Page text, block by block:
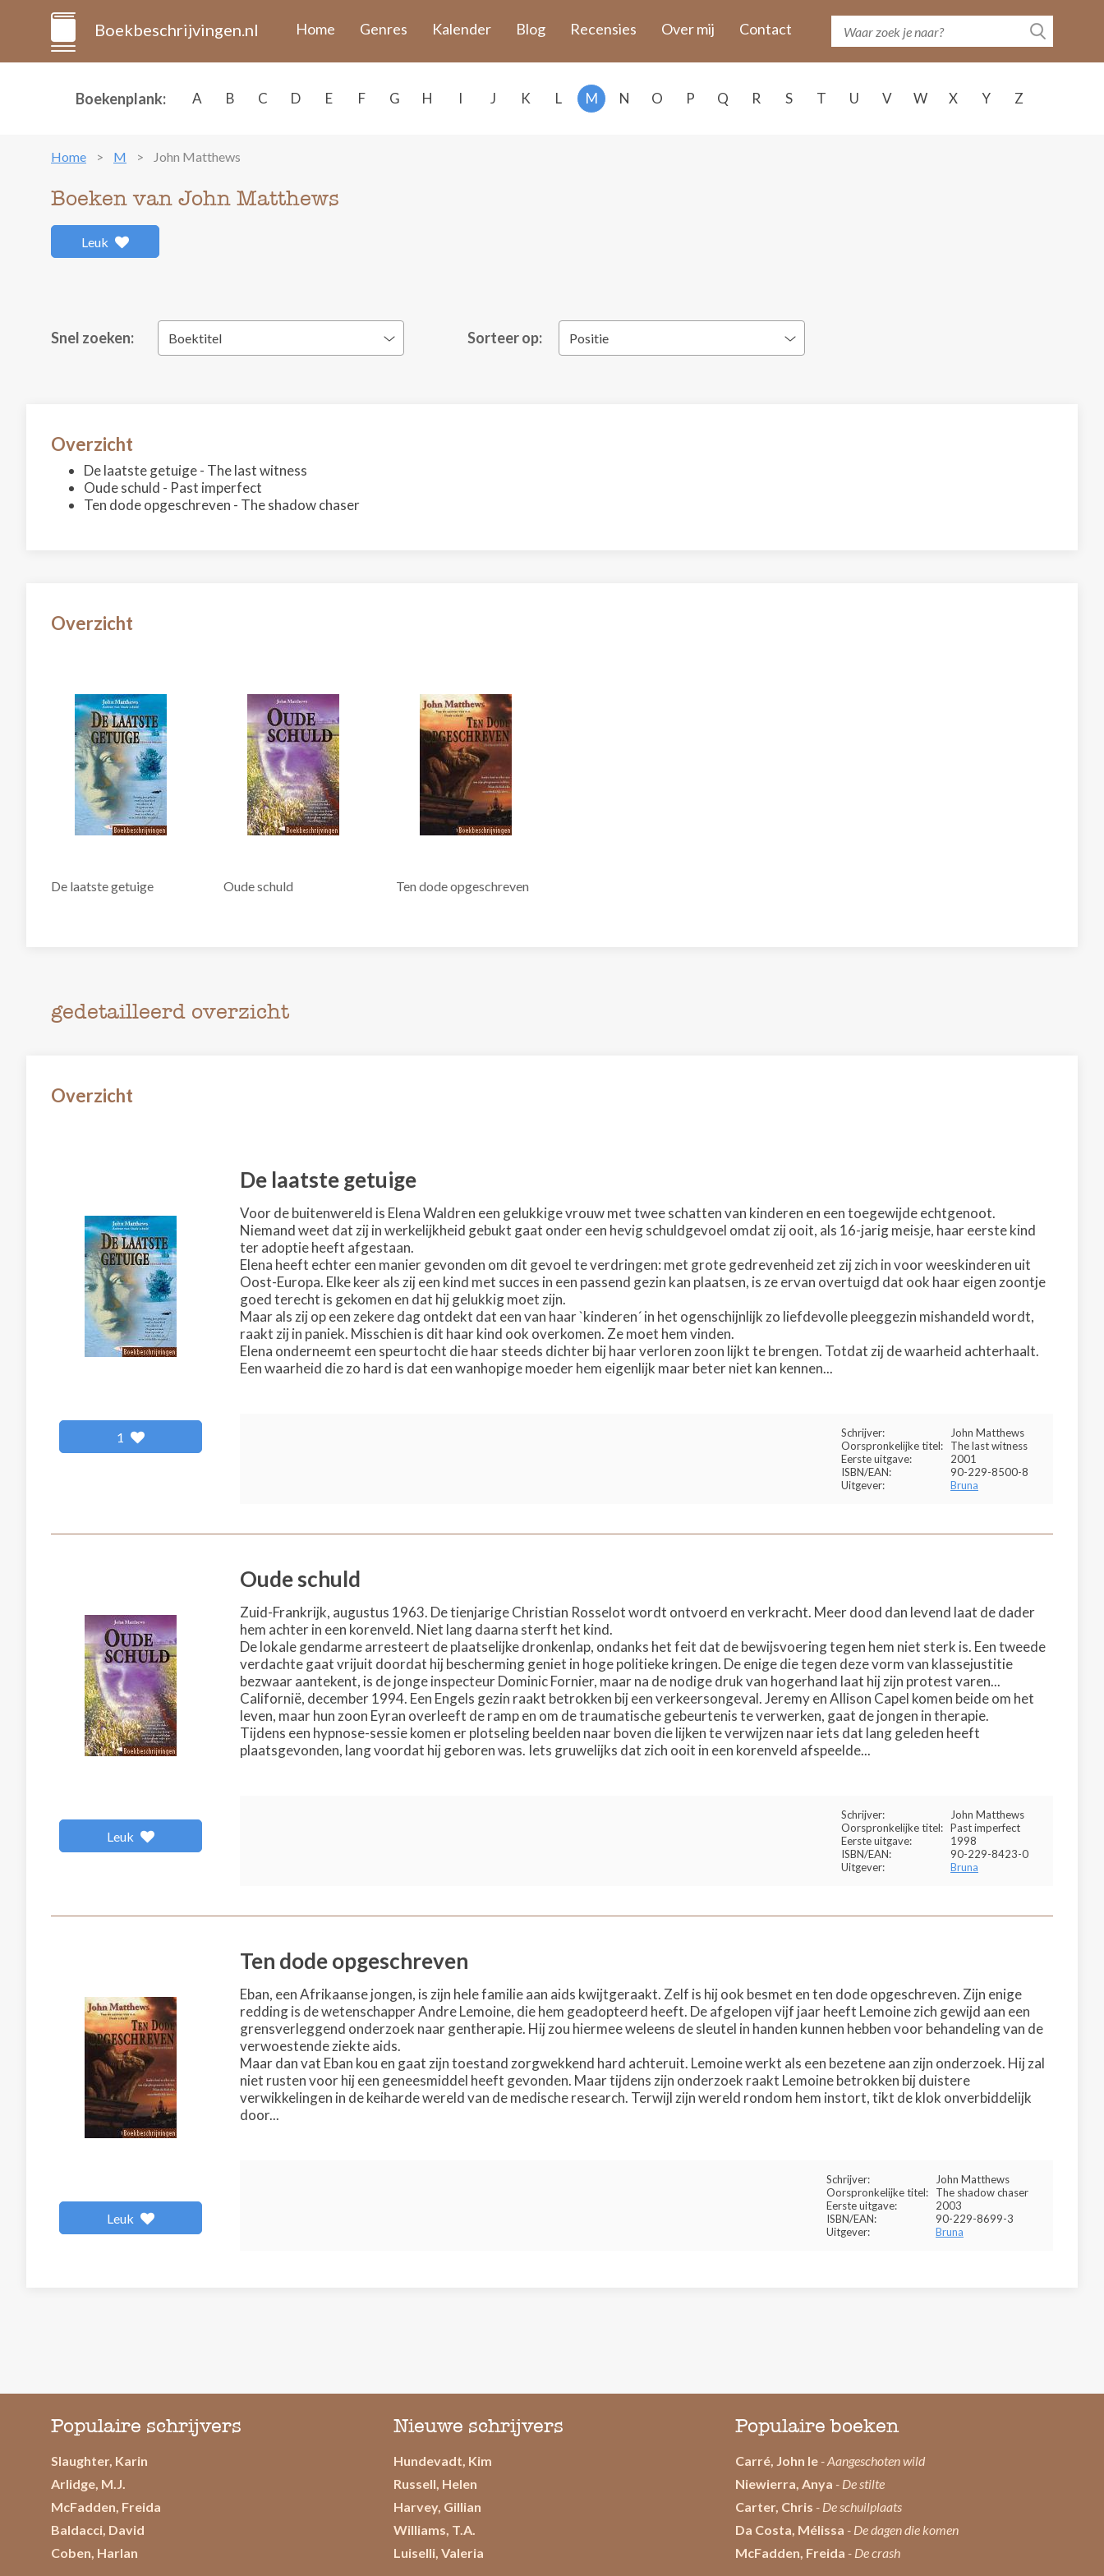
Boekbeschrijvingen.nl Home Genres Kalender Blog Recensies Over mij Contact
Boekenplank: A B C D E F G H I J K L M N O P Q R S T U V W X Y Z
Home M John Matthews
Boeken van John Matthews
Leuk
Snel zoeken: Boektitel Sorteer op: Positie
Overzicht
De laatste getuige - The last witness
Oude schuld - Past imperfect
Ten dode opgeschreven - The shadow chaser
Overzicht
De laatste getuige Oude schuld Ten dode opgeschreven
gedetailleerd overzicht
Overzicht
1
De laatste getuige
Voor de buitenwereld is Elena Waldren een gelukkige vrouw met twee schatten van kinderen en een toegewijde echtgenoot.
Niemand weet dat zij in werkelijkheid gebukt gaat onder een hevig schuldgevoel omdat zij ooit, als 16-jarig meisje, haar eerste kind
ter adoptie heeft afgestaan.
Elena heeft echter een manier gevonden om dit gevoel te verdringen: met grote gedrevenheid zet zij zich in voor weeskinderen uit
Oost-Europa. Elke keer als zij een kind met succes in een passend gezin kan plaatsen, is ze ervan overtuigd dat ook haar eigen zoontje
goed terecht is gekomen en dat hij gelukkig moet zijn.
Maar als zij op een zekere dag ontdekt dat een van haar `kinderen´ in het ogenschijnlijk zo liefdevolle pleeggezin mishandeld wordt,
raakt zij in paniek. Misschien is dit haar kind ook overkomen. Ze moet hem vinden.
Elena onderneemt een speurtocht die haar steeds dichter bij haar verloren zoon lijkt te brengen. Totdat zij de waarheid achterhaalt.
Een waarheid die zo hard is dat een wanhopige moeder hem eigenlijk maar beter niet kan kennen...
Schrijver:
John Matthews
Oorspronkelijke titel:
The last witness
Eerste uitgave:
2001
ISBN/EAN:
90-229-8500-8
Uitgever:
Bruna
Leuk
Oude schuld
Zuid-Frankrijk, augustus 1963. De tienjarige Christian Rosselot wordt ontvoerd en verkracht. Meer dood dan levend laat de dader
hem achter in een korenveld. Niet lang daarna sterft het kind.
De lokale gendarme arresteert de plaatselijke dronkenlap, ondanks het feit dat de bewijsvoering tegen hem niet sterk is. Een tweede
verdachte gaat vrijuit doordat hij bescherming geniet in hoge politieke kringen. De enige die tegen deze vorm van klassejustitie
bezwaar aantekent, is de jonge inspecteur Dominic Fornier, maar na de nodige druk van hogerhand laat hij zijn protest varen...
Californië, december 1994. Een Engels gezin raakt betrokken bij een verkeersongeval. Jeremy en Allison Capel komen beide om het
leven, maar hun zoon Eyran overleeft de ramp en om de traumatische gebeurtenis te verwerken, gaat de jongen in therapie.
Tijdens een hypnose-sessie komen er plotseling beelden naar boven die lijken te verwijzen naar iets dat lang geleden heeft
plaatsgevonden, lang voordat hij geboren was. Iets gruwelijks dat zich ooit in een korenveld afspeelde...
Schrijver:
John Matthews
Oorspronkelijke titel: Past imperfect
Eerste uitgave:
1998
ISBN/EAN:
90-229-8423-0
Uitgever:
Bruna
Leuk
Ten dode opgeschreven
Eban, een Afrikaanse jongen, is zijn hele familie aan aids kwijtgeraakt. Zelf is hij ook besmet en ten dode opgeschreven. Zijn enige
redding is de wetenschapper Andre Lemoine, die hem geadopteerd heeft. De afgelopen vijf jaar heeft Lemoine zich gewijd aan een
grensverleggend onderzoek naar gentherapie. Hij zou hiermee weleens de sleutel in handen kunnen hebben voor behandeling van de
verwoestende ziekte aids.
Maar dan vat Eban kou en gaat zijn toestand zorgwekkend hard achteruit. Lemoine werkt als een bezetene aan zijn onderzoek. Hij zal
niet rusten voor hij een geneesmiddel heeft gevonden. Maar tijdens zijn onderzoek raakt Lemoine betrokken bij duistere
verwikkelingen in de keiharde wereld van de medische research. Terwijl zijn wereld rondom hem instort, tikt de klok onverbiddelijk
door...
Schrijver:
John Matthews
Oorspronkelijke titel:
The shadow chaser
Eerste uitgave:
2003
ISBN/EAN:
90-229-8699-3
Uitgever:
Bruna
Populaire schrijvers
Slaughter, Karin
Arlidge, M.J.
McFadden, Freida
Baldacci, David
Coben, Harlan
Nieuwe schrijvers
Hundevadt, Kim
Russell, Helen
Harvey, Gillian
Williams, T.A.
Luiselli, Valeria
Populaire boeken
Carré, John le - Aangeschoten wild
Niewierra, Anya - De stilte
Carter, Chris - De schuilplaats
Da Costa, Mélissa - De dagen die komen
McFadden, Freida - De crash